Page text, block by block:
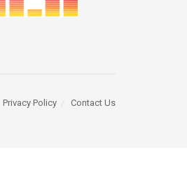
Privacy Policy Contact Us